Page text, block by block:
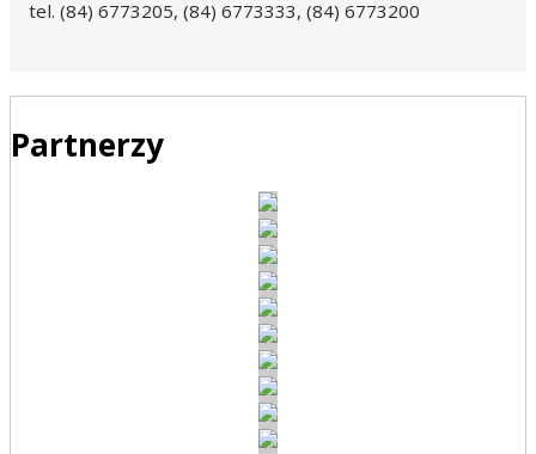
tel. (84) 6773205, (84) 6773333, (84) 6773200
Partnerzy